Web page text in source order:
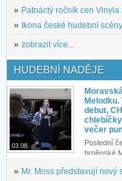
» Patnáctý ročník cen Vinyla
»
Ikona české hudební
» zobrazit více...
HUDEBNÍ NADĚJE
03.08.
debut,
večer
Poslední
brněnské
» Mr. Moss představují nový